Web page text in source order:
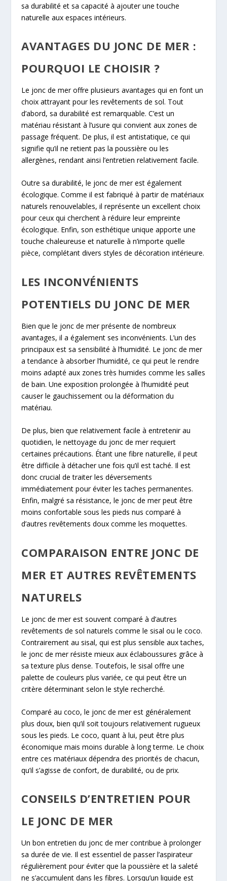
sa durabilité et sa capacité à ajouter une touche
naturelle aux espaces intérieurs.
AVANTAGES DU JONC DE MER :
POURQUOI LE CHOISIR ?
Le jonc de mer offre plusieurs avantages qui en font un
choix attrayant pour les revêtements de sol. Tout
d’abord, sa durabilité est remarquable. C’est un
matériau résistant à l’usure qui convient aux zones de
passage fréquent. De plus, il est antistatique, ce qui
signifie qu’il ne retient pas la poussière ou les
allergènes, rendant ainsi l’entretien relativement facile.
Outre sa durabilité, le jonc de mer est également
écologique. Comme il est fabriqué à partir de matériaux
naturels renouvelables, il représente un excellent choix
pour ceux qui cherchent à réduire leur empreinte
écologique. Enfin, son esthétique unique apporte une
touche chaleureuse et naturelle à n’importe quelle
pièce, complétant divers styles de décoration intérieure.
LES INCONVÉNIENTS
POTENTIELS DU JONC DE MER
Bien que le jonc de mer présente de nombreux
avantages, il a également ses inconvénients. L’un des
principaux est sa sensibilité à l’humidité. Le jonc de mer
a tendance à absorber l’humidité, ce qui peut le rendre
moins adapté aux zones très humides comme les salles
de bain. Une exposition prolongée à l’humidité peut
causer le gauchissement ou la déformation du
matériau.
De plus, bien que relativement facile à entretenir au
quotidien, le nettoyage du jonc de mer requiert
certaines précautions. Étant une fibre naturelle, il peut
être difficile à détacher une fois qu’il est taché. Il est
donc crucial de traiter les déversements
immédiatement pour éviter les taches permanentes.
Enfin, malgré sa résistance, le jonc de mer peut être
moins confortable sous les pieds nus comparé à
d’autres revêtements doux comme les moquettes.
COMPARAISON ENTRE JONC DE
MER ET AUTRES REVÊTEMENTS
NATURELS
Le jonc de mer est souvent comparé à d’autres
revêtements de sol naturels comme le sisal ou le coco.
Contrairement au sisal, qui est plus sensible aux taches,
le jonc de mer résiste mieux aux éclaboussures grâce à
sa texture plus dense. Toutefois, le sisal offre une
palette de couleurs plus variée, ce qui peut être un
critère déterminant selon le style recherché.
Comparé au coco, le jonc de mer est généralement
plus doux, bien qu’il soit toujours relativement rugueux
sous les pieds. Le coco, quant à lui, peut être plus
économique mais moins durable à long terme. Le choix
entre ces matériaux dépendra des priorités de chacun,
qu’il s’agisse de confort, de durabilité, ou de prix.
CONSEILS D’ENTRETIEN POUR
LE JONC DE MER
Un bon entretien du jonc de mer contribue à prolonger
sa durée de vie. Il est essentiel de passer l’aspirateur
régulièrement pour éviter que la poussière et la saleté
ne s’accumulent dans les fibres. Lorsqu’un liquide est